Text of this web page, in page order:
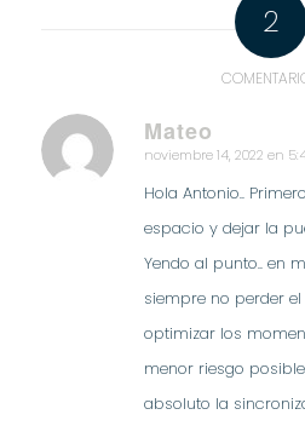
2
Mateo
Dice:
noviembre 14, 2022 en
Hola Antonio..
espacio y dejar la
Yendo al punto.. en
siempre no perder
optimizar los
menor riesgo
absoluto la